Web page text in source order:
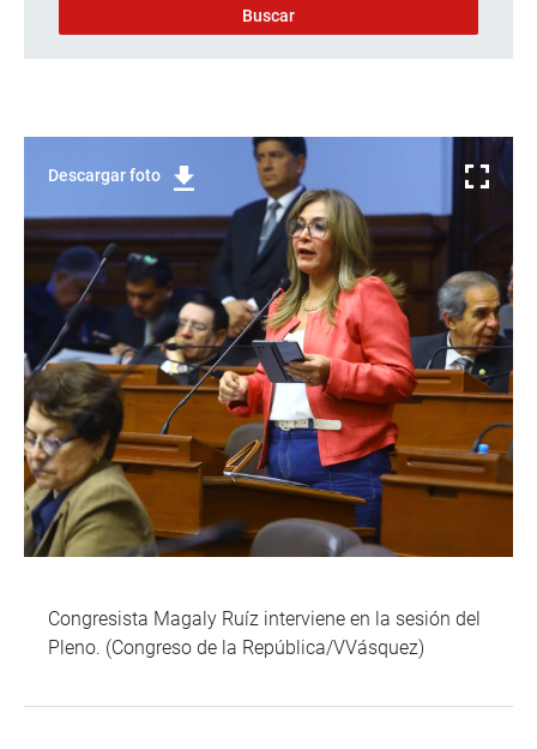
Descargar foto
Congresista Magaly Ruíz interviene en la sesión del
Pleno. (Congreso de la República/VVásquez)